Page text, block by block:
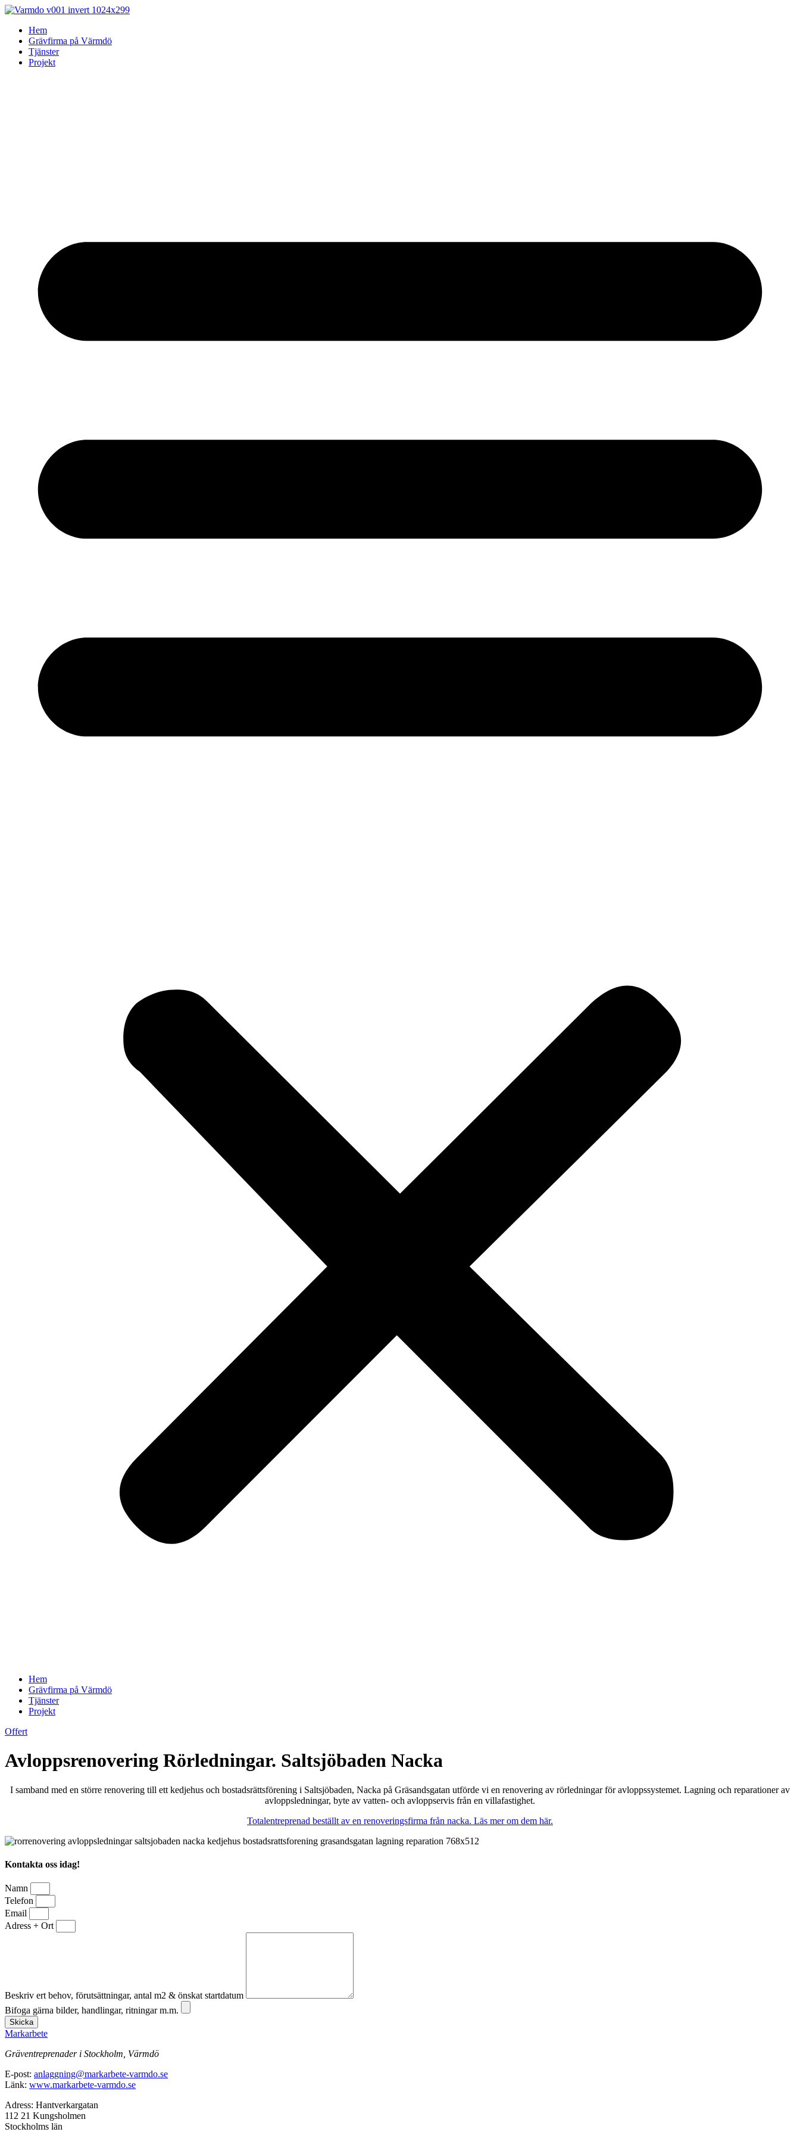
Skip
contentHem
Grävfirma på Värmdö
Tjänster
Projekt
Hem
Grävfirma på Värmdö
Tjänster
Projekt
Offert
Avloppsrenovering Rörledningar. Saltsjöbaden Nacka
I samband med en större renovering till ett kedjehus och bostadsrättsförening i Saltsjöbaden, Nacka på Gräsandsgatan utförde vi en renovering av rörledningar för avloppssystemet. Lagning och reparationer av
avloppsledningar, byte av vatten- och avloppservis från en villafastighet.
Totalentreprenad beställt av en renoveringsfirma från nacka. Läs mer om dem här.
Kontakta oss idag!
Namn
Telefon
Email
Adress + Ort
Beskriv ert behov, förutsättningar, antal m2 & önskat startdatum
Bifoga gärna bilder, handlingar, ritningar m.m.
Skicka
Markarbete
Gräventreprenader i Stockholm, Värmdö
E-post: anlaggning@markarbete-varmdo.se
Länk: www.markarbete-varmdo.se
Adress: Hantverkargatan
112 21 Kungsholmen
Stockholms län